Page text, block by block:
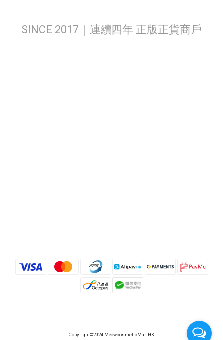
SINCE 2017｜連續四年 正版正貨商戶
Copyright©2024 MeowcosmeticMartHK